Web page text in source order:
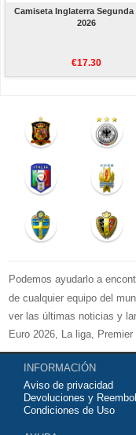
Camiseta Inglaterra Segunda
2026
€17.30
Podemos ayudarlo a
de cualquier equipo del
ver las últimas noticias y
Euro 2026, La liga,
internacionales de equipos
Comprecamisetas de
de Europa. ¡Grandes
kits europeos e
INFORMACIÓN
Aviso de privacidad
Devoluciones y
Condiciones de Uso